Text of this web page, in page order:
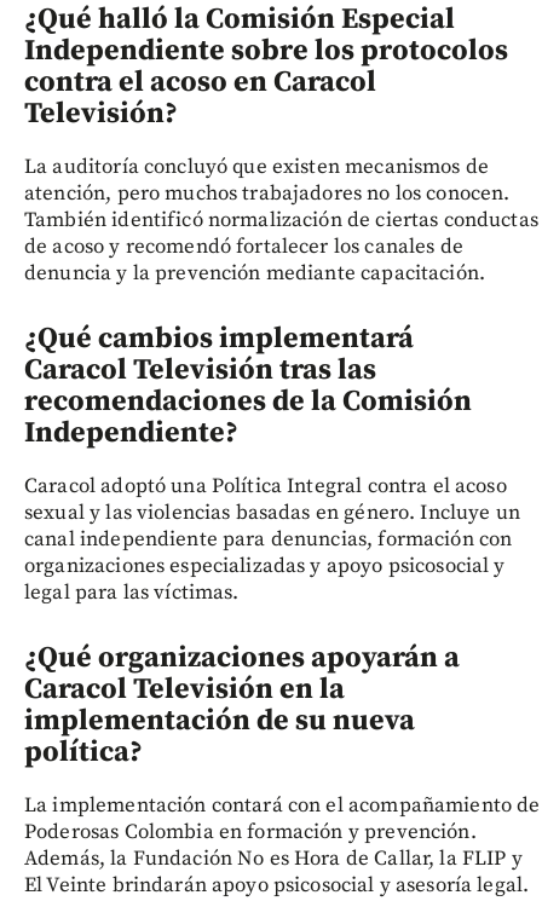
¿Qué halló la Comisión Especial
Independiente sobre los protocolos
contra el acoso en Caracol
Televisión?
La auditoría concluyó que existen mecanismos de
atención, pero muchos trabajadores no los conocen.
También identificó normalización de ciertas conductas
de acoso y recomendó fortalecer los canales de
denuncia y la prevención mediante capacitación.
¿Qué cambios implementará
Caracol Televisión tras las
recomendaciones de la Comisión
Independiente?
Caracol adoptó una Política Integral contra el acoso
sexual y las violencias basadas en género. Incluye un
canal independiente para denuncias, formación con
organizaciones especializadas y apoyo psicosocial y
legal para las víctimas.
¿Qué organizaciones apoyarán a
Caracol Televisión en la
implementación de su nueva
política?
La implementación contará con el acompañamiento de
Poderosas Colombia en formación y prevención.
Además, la Fundación No es Hora de Callar, la FLIP y
El Veinte brindarán apoyo psicosocial y asesoría legal.